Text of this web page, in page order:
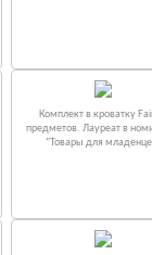
Комплект в кроватку
предметов. Лауреат в
“Товары для